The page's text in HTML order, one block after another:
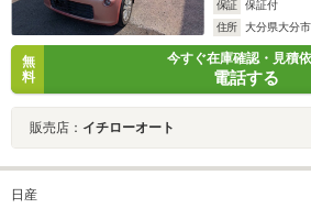
保証
保証付
住所
大分県大分市
無
料
今すぐ在庫確認・見積
電話する
販売店： イチローオート
日産